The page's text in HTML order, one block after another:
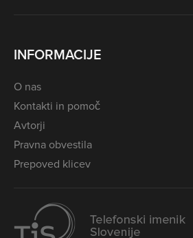
INFORMACIJE
O nas
Kontakti in pomoč
Avtorji
Pravna obvestila
Prepoved klicev